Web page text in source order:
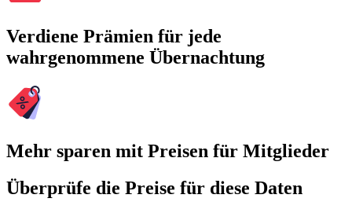
Verdiene Prämien für jede
wahrgenommene Übernachtung
Mehr sparen mit Preisen für Mitglieder
Überprüfe die Preise für diese Daten